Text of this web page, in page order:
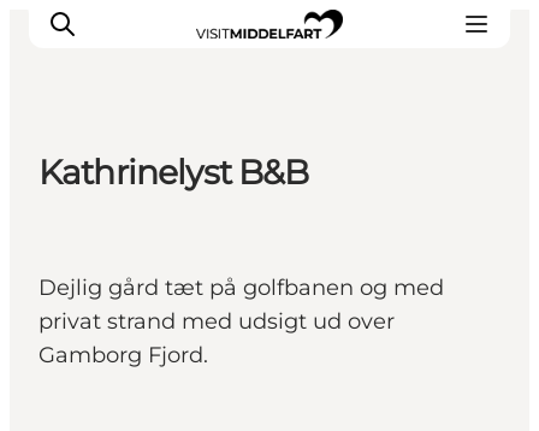
Overnatning
Det Sker
Book oplevelse
Møde og Konference
Kathrinelyst B&B
Dejlig gård tæt på golfbanen og med
privat strand med udsigt ud over
Gamborg Fjord.